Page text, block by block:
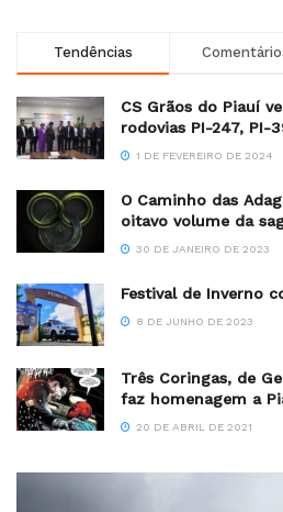
Tendências
CS Grãos do Piauí
rodovias PI-247, PI-
1 DE FEVEREIRO DE 2024
O Caminho das
oitavo volume da
30 DE JANEIRO DE 2023
Festival de Inverno
8 DE JUNHO DE 2023
Três Coringas, de
faz homenagem a
20 DE ABRIL DE 2021